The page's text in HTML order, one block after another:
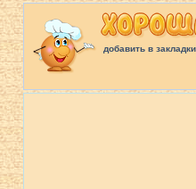
добавить в закладки